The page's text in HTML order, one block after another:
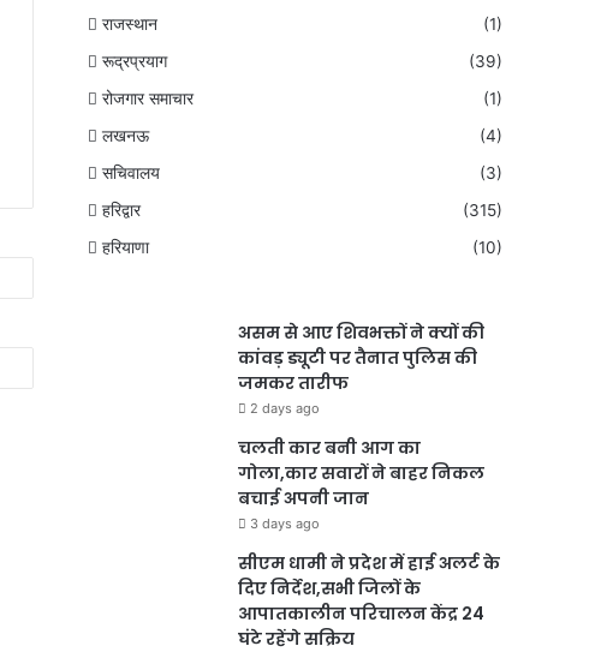
राजस्थान
(1)
रूद्रप्रयाग
(39)
रोजगार समाचार
(1)
लखनऊ
(4)
सचिवालय
(3)
हरिद्वार
(315)
हरियाणा
(10)
असम से आए शिवभक्तों ने क्यों की
कांवड़ ड्यूटी पर तैनात पुलिस की
जमकर तारीफ
2 days ago
चलती कार बनी आग का
गोला,कार सवारों ने बाहर निकल
बचाई अपनी जान
3 days ago
सीएम धामी ने प्रदेश में हाई अलर्ट के
दिए निर्देश,सभी जिलों के
आपातकालीन परिचालन केंद्र 24
घंटे रहेंगे सक्रिय